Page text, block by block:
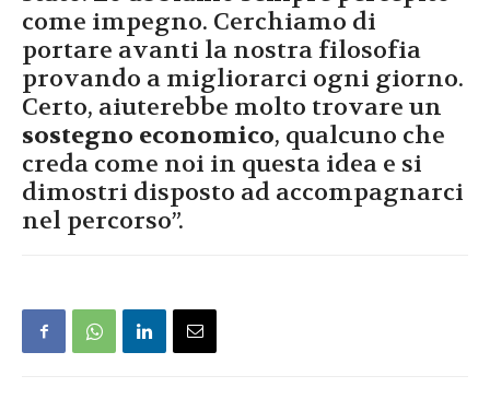
come impegno. Cerchiamo di
portare avanti la nostra filosofia
provando a migliorarci ogni giorno.
Certo, aiuterebbe molto trovare un
sostegno economico, qualcuno che
creda come noi in questa idea e si
dimostri disposto ad accompagnarci
nel percorso”.